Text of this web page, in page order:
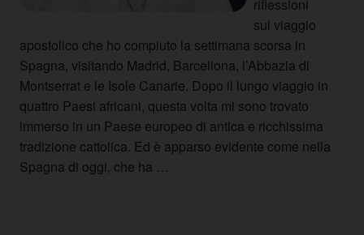
riflessioni
sul viaggio
apostolico che ho compiuto la settimana scorsa in
Spagna, visitando Madrid, Barcellona, l’Abbazia di
Montserrat e le Isole Canarie. Dopo il lungo viaggio in
quattro Paesi africani, questa volta mi sono trovato
immerso in un Paese europeo di antica e ricchissima
tradizione cattolica. Ed è apparso evidente come nella
Spagna di oggi, che ha …